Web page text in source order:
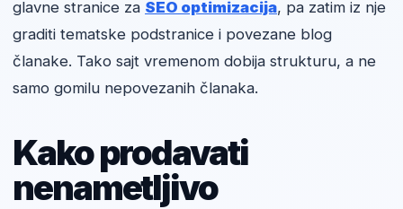
glavne stranice za SEO optimizacija, pa zatim iz nje
graditi tematske podstranice i povezane blog
članake. Tako sajt vremenom dobija strukturu, a ne
samo gomilu nepovezanih članaka.
Kako prodavati
nenametljivo